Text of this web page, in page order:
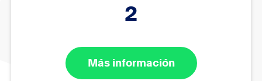
2
Más información